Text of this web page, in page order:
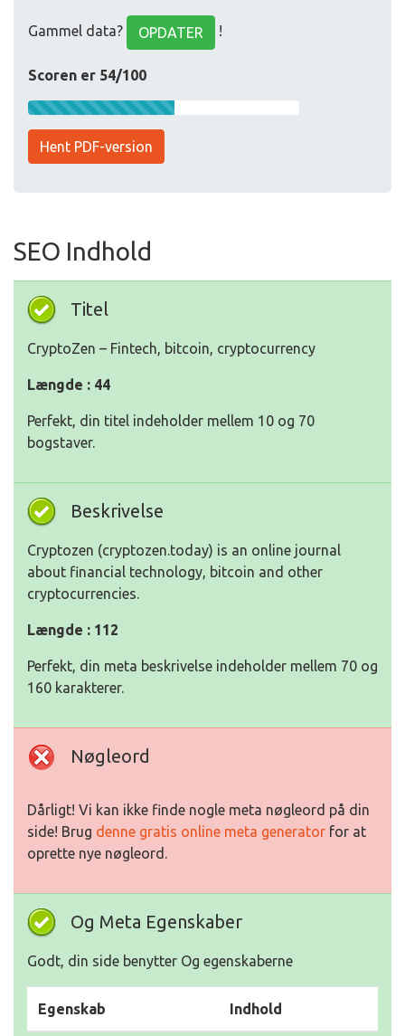
Gammel data? OPDATER !
Scoren er 54/100
Hent PDF-version
SEO Indhold
Titel
CryptoZen – Fintech, bitcoin, cryptocurrency
Længde : 44
Perfekt, din titel indeholder mellem 10 og 70
bogstaver.
Beskrivelse
Cryptozen (cryptozen.today) is an online journal
about financial technology, bitcoin and other
cryptocurrencies.
Længde : 112
Perfekt, din meta beskrivelse indeholder mellem 70 og
160 karakterer.
Nøgleord
Dårligt! Vi kan ikke finde nogle meta nøgleord på din
side! Brug denne gratis online meta generator for at
oprette nye nøgleord.
Og Meta Egenskaber
Godt, din side benytter Og egenskaberne
Egenskab Indhold